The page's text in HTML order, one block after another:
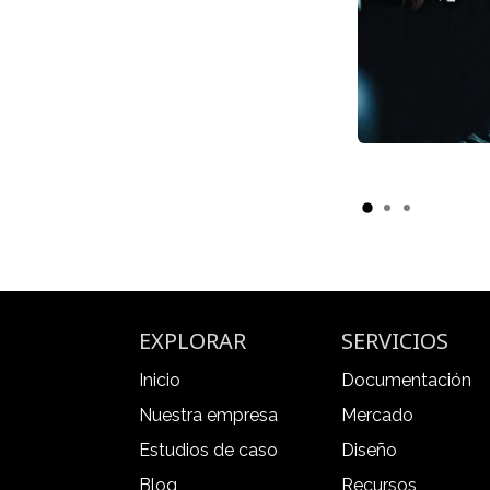
EXPLORAR
Inicio
Nuestra empresa
Estudios de caso
Blog
SERVICIOS
Documentación
Mercado
Diseño
Recursos